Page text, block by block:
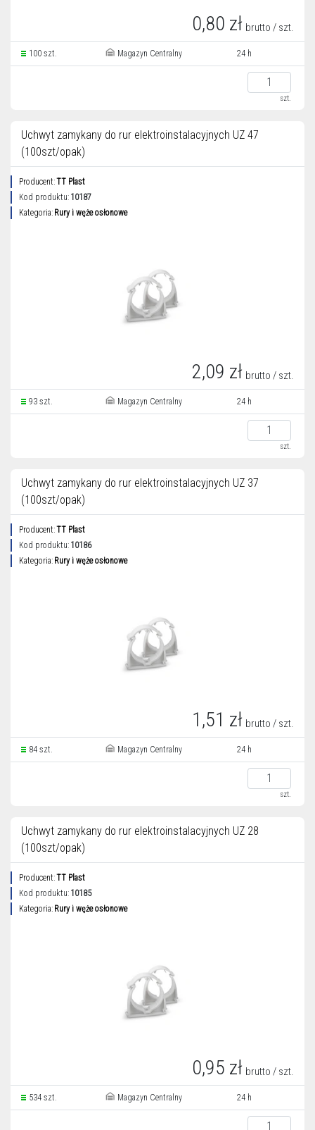
0,80 zł brutto / szt.
100 szt. Magazyn Centralny 24 h
szt.
Uchwyt zamykany do rur elektroinstalacyjnych UZ 47
(100szt/opak)
Producent:TT Plast
Kod produktu: 10187
Kategoria: Rury i węże osłonowe
2,09 zł brutto / szt.
93 szt. Magazyn Centralny 24 h
szt.
Uchwyt zamykany do rur elektroinstalacyjnych UZ 37
(100szt/opak)
Producent:TT Plast
Kod produktu: 10186
Kategoria: Rury i węże osłonowe
1,51 zł brutto / szt.
84 szt. Magazyn Centralny 24 h
szt.
Uchwyt zamykany do rur elektroinstalacyjnych UZ 28
(100szt/opak)
Producent:TT Plast
Kod produktu: 10185
Kategoria: Rury i węże osłonowe
0,95 zł brutto / szt.
534 szt. Magazyn Centralny 24 h